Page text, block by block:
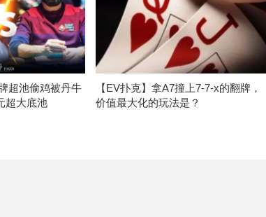
超池偷鸡被丹牛
超大底池
【EV扑克】拿A7撞上7-7-x的翻牌，
价值最大化的玩法是？